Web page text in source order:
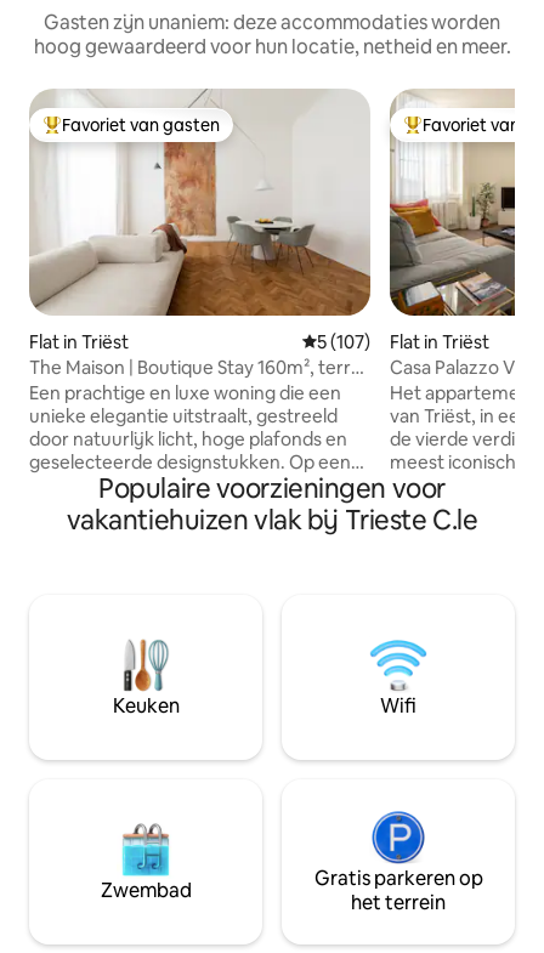
Gasten zijn unaniem: deze accommodaties worden
hoog gewaardeerd voor hun locatie, netheid en meer.
Topfavoriet van gasten
Favoriet van gasten
Flat in Triëst Gemiddelde beoordeling
5 (107)
The Maison | Boutique Stay 160m², terras
en garage
Een prachtige en luxe woning die een
unieke elegantie uitstraalt, gestreeld
door natuurlijk licht, hoge plafonds en
geselecteerde designstukken. Op een
steenworp afstand van het centraal
station Het Maison biedt echte een
Mitteleuropese charme-ervaring,
iconische plekken van Triëst met de rust
van een exclusieve buurt. Verbeterd
door uniek interieurontwerp, op maat
gemaakt voor de meest veeleisende
Topfavoriet van
Favoriet van
Flat in Triëst
Casa Palazzo
Het appartement
van Triëst, in een
de vierde
meest iconische
Het appartement
uitzicht, het is licht en stil,
een open ruimte
belangrijkste
de stad te lopen.
stadsfietsen en
nabijheid van de
Populaire voorzieningen voor
vakantiehuizen vlak bij Trieste C.le
Keuken Wifi
Zwembad
Gratis parkeren op
het terrein